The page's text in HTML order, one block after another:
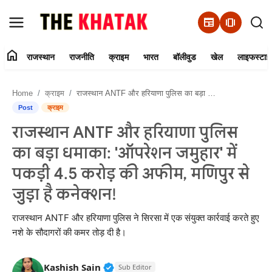
newspaper amp_stories
Contact Us
राजस्थान
राजनीति
क्राइम
भारत
बॉलीवुड
home राजस्थान राजनीति क्राइम भारत बॉलीवुड खेल
Home क्राइम राजस्थान ANTF और हरियाणा पुलिस का बड़ा धमाका: 'ऑपरेशन जमुहार' में पकड़ी 4.5 करोड़ की अफीम, मणिपुर से जुड़ा है कनेक्शन!
Post क्राइम
राजस्थान ANTF और हरियाणा पुलिस
का बड़ा धमाका: 'ऑपरेशन जमुहार' में
पकड़ी 4.5 करोड़ की अफीम, मणिपुर से
जुड़ा है कनेक्शन!
राजस्थान ANTF और हरियाणा पुलिस ने सिरसा में एक संयुक्त कार्रवाई करते हुए
नशे के सौदागरों की कमर तोड़ दी है।
Kashish Sain Verified Public Figure • 11 Jun,
Sub Editor